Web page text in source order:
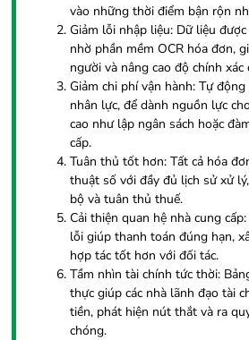
vào những thời điểm bận rộn
Giảm lỗi nhập liệu: Dữ liệu
nhờ phần mềm OCR hóa đơn,
người và nâng cao độ chính xác
Giảm chi phí vận hành: Tự
nhân lực, để dành nguồn lực
cao như lập ngân sách hoặc
cấp.
Tuân thủ tốt hơn: Tất cả hóa
thuật số với đầy đủ lịch sử xử
bộ và tuân thủ thuế.
Cải thiện quan hệ nhà cung
lỗi giúp thanh toán đúng hạn,
hợp tác tốt hơn với đối tác.
Tầm nhìn tài chính tức thời:
thực giúp các nhà lãnh đạo tài
tiền, phát hiện nút thắt và ra
chóng.